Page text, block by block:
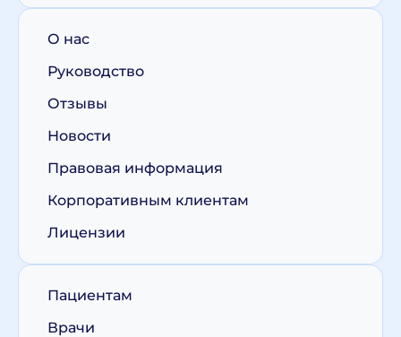
О нас
Руководство
Отзывы
Новости
Правовая информация
Корпоративным клиентам
Лицензии
Пациентам
Врачи